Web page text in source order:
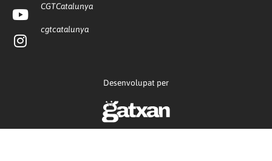
CGTCatalunya
cgtcatalunya
Desenvolupat per